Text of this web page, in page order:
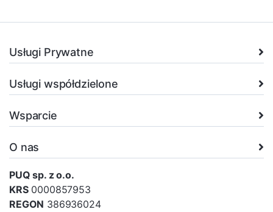
Usługi Prywatne
Usługi współdzielone
Wsparcie
O nas
PUQ sp. z o.o.
KRS0000857953
REGON 386936024